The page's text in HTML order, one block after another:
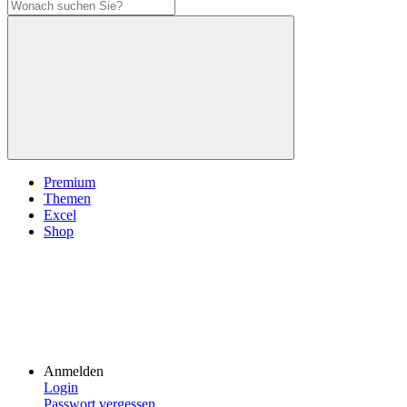
Premium
Themen
Excel
Shop
Anmelden
Login
Passwort vergessen